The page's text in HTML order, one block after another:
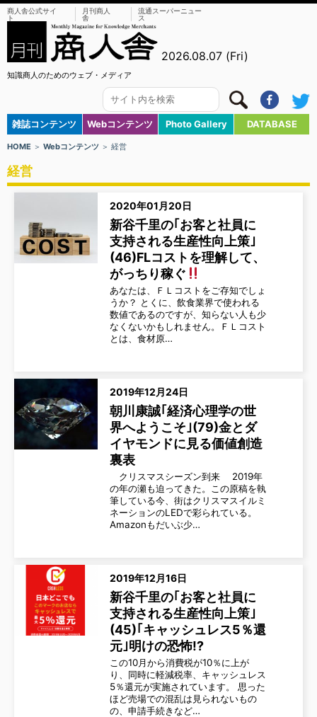
商人舎公式サイ
ト
月刊商人
舎
流通スーパーニュー
ス
2026.08.07 (Fri)
知識商人のためのウェブ・メディア
雑誌コンテンツ Webコンテンツ Photo Gallery DATABASE
HOME ＞ Webコンテンツ ＞ 経営
経営
2020年01月20日
新谷千里の｢お客と社員に
支持される生産性向上策｣
(46)FLコストを理解して、
がっちり稼ぐ
あなたは、ＦＬコストをご存知でしょ
うか？ とくに、飲食業界で使われる
数値であるのですが、知らない人も少
なくないかもしれません。ＦＬコスト
とは、食材原…
2019年12月24日
朝川康誠｢経済心理学の世
界へようこそ｣(79)金とダ
イヤモンドに見る価値創造
裏表
クリスマスシーズン到来 2019年
の年の瀬も迫ってきた。この原稿を執
筆している今、街はクリスマスイルミ
ネーションのLEDで彩られている。
Amazonもだいぶ少…
2019年12月16日
新谷千里の｢お客と社員に
支持される生産性向上策｣
(45)｢キャッシュレス5％還
元｣明けの恐怖!?
この10月から消費税が10％に上が
り、同時に軽減税率、キャッシュレス
5％還元が実施されています。 思った
ほど売場での混乱は見られないもの
の、申請手続きなど…